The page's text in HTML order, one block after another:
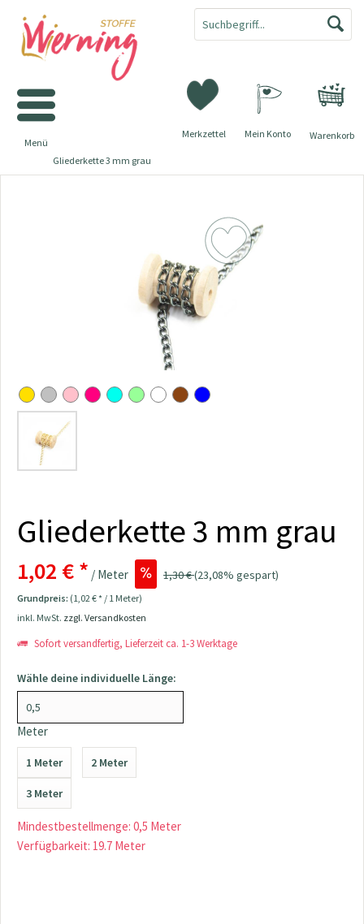
Warenkorb
Merkzettel Mein Konto
Menü
Gliederkette 3 mm grau
Gliederkette 3 mm grau
1,02 € * / Meter 1,30 €(23,08% gespart)
Grundpreis: (1,02 € * / 1 Meter)
inkl. MwSt. zzgl. Versandkosten
Sofort versandfertig, Lieferzeit ca. 1-3 Werktage
Wähle deine individuelle Länge:
Meter
1 Meter 2 Meter
3 Meter
Mindestbestellmenge: 0,5 Meter
Verfügbarkeit: 19.7 Meter